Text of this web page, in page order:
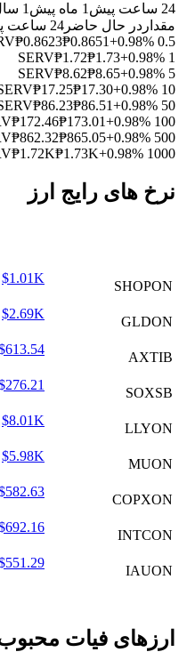
24 ساعت پیش 1 ماه پیش
1 سال پیش
مقدار در حال حاضر 24 ساعت پیش
0.5 SERV
₱0.8623₱0.8651+0.98%
1 SERV
₱1.72₱1.73+0.98%
5 SERV
₱8.62₱8.65+0.98%
10 SERV
₱17.25₱17.30+0.98%
50 SERV
₱86.23₱86.51+0.98%
100 SERV
₱172.46₱173.01+0.98%
500 SERV
₱862.32₱865.05+0.98%
1000 SERV
₱1.72K₱1.73K+0.98%
نرخ های رایج ارز
SHOPON
$1.01K
GLDON
$2.69K
AXTIB
SOXSB
LLYON
$8.01K
MUON
$5.98K
COPXON
INTCON
IAUON
ارزهای فیات